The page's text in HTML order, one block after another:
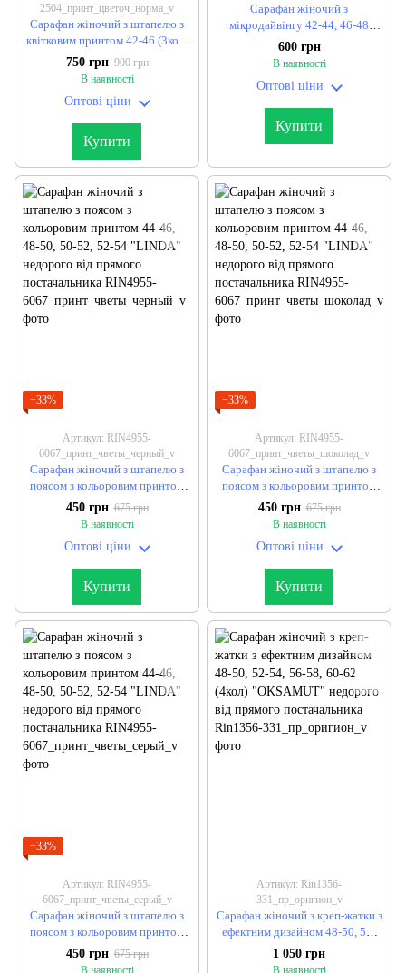
2504_принт_цветоч_норма_v
Сарафан жіночий з штапелю з
квітковим принтом 42-46 (3кол)
"ELEVENSET" недорого від
прямого постачальника
750 грн 900 грн
В наявності
Оптові ціни
Купити
Сарафан жіночий з
мікродайвінгу 42-44, 46-48
(2кол) "PURPUR" недорого від
прямого постачальника
600 грн
В наявності
Оптові ціни
Купити
−33%
Артикул: RIN4955-
6067_принт_чветы_черный_v
Сарафан жіночий з штапелю з
поясом з кольоровим принтом
44-46, 48-50, 50-52, 52-54
"LINDA" недорого від прямого
450 грн 675 грн
В наявності
Оптові ціни
Купити
−33%
Артикул: RIN4955-
6067_принт_чветы_шоколад_v
Сарафан жіночий з штапелю з
поясом з кольоровим принтом
44-46, 48-50, 50-52, 52-54
"LINDA" недорого від прямого
450 грн 675 грн
В наявності
Оптові ціни
Купити
−33%
Артикул: RIN4955-
6067_принт_чветы_серый_v
Сарафан жіночий з штапелю з
поясом з кольоровим принтом
44-46, 48-50, 50-52, 52-54
"LINDA" недорого від прямого
450 грн 675 грн
В наявності
Артикул: Rin1356-
331_пр_оригион_v
Сарафан жіночий з креп-жатки з
ефектним дизайном 48-50, 52-
54, 56-58, 60-62 (4кол)
"OKSAMUT" недорого від
1 050 грн
В наявності